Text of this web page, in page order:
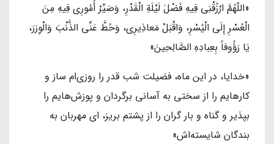
«اللّهُمَّ ارْزُقْنِی فِیهِ فَضْلَ لَیْلَةِ الْقَدْرِ، وَصَیِّرْ أُمُورِی فِیهِ مِنَ
الْعُسْرِ إِلَی الْیُسْرِ، وَاقْبَلْ مَعاذِیرِی، وَحُطَّ عَنِّی الذَّنْبَ وَالْوِزرَ،
یَا رَؤُوفاً بِعِبادِهِ الصَّالِحِینَ»
«خدایا، در این ماه، فضیلت شب قدر را روزی‌ام ساز و
کارهایم را از سختی به آسانی برگردان و پوزش‌هایم را
بپذیر و گناه و بار گران را از پشتم بریز، ای مهربان به
بندگان شایسته‌اش»